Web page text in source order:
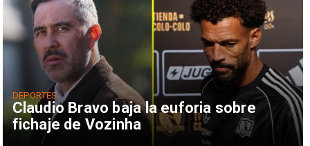
Claudio Bravo baja la euforia sobre
fichaje de Vozinha
DEPORTES